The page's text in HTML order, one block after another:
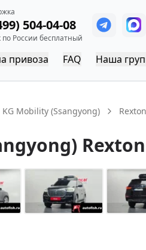
504-04-08
по России бесплатный
привоза FAQ Наша
KG Mobility (Ssangyong) Rexton
Rexton